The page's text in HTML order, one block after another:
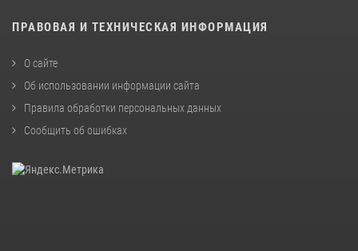
ПРАВОВАЯ И ТЕХНИЧЕСКАЯ ИНФОРМАЦИЯ
О сайте
Об использовании информации сайта
Правила обработки персональных данных
Сообщить об ошибках